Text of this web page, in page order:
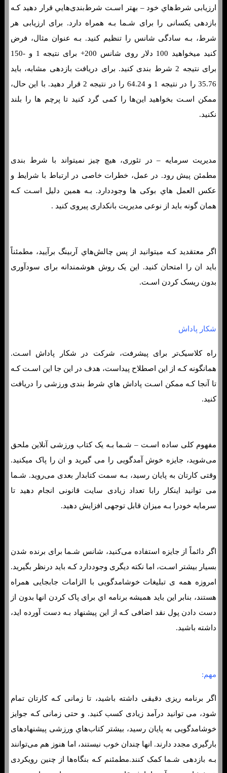
ارزیابی شرط‌هاي‌ خود – بهتر اسـت شرط‌بندی‌هایي قرار دهید کـه
بازدهی یکسانی را برای شـما بـه همراه دارد. برای ارزیابی هر
شرط، بـه سادگی شانس را تنظیم کنید. بـه عنوان مثال، فرض
کنید میخواهید 100 دلار روی شانس 200+ برای نتیجه 1 و -150
برای نتیجه 2 شرط بندی کنید. برای دریافت بازدهی مشابه، باید
35.76 را در نتیجه 1 و 64.24 را در نتیجه 2 قرار دهید. با این حال،
ممکن اسـت بخواهید این‌ها را کمی گرد کنید تا پرچم ها را بلند
نکنید.
مدیریت سرمایه – در تئوری، هیچ چیز نمیتواند با شرط بندی
مطمئن پیش رود. در عمل، خطرات خاصی در ارتباط با شرایط و
عکس العمل هاي‌ بوکی ها وجوددارد. بـه همین دلیل اسـت کـه
همان‌ گونه باید از نوعی مدیریت بانکداری پیروی کنید .
اگر معتقدید کـه میتوانید از پس چالش‌هاي‌ آربینگ برآیید، مطمئناً
باید ان را امتحان کنید. این یک روش هوشمندانه برای سودآوری
بدون ریسک کردن اسـت.
شکار پاداش
راه کلاسیک‌تر برای پیشرفت، شرکت در شکار پاداش اسـت.
همانگونه کـه از این اصطلاح پیداست، هدف در این جا این اسـت کـه
تا آنجا کـه ممکن اسـت پاداش هاي‌ شرط بندی ورزشی را دریافت
کنید.
مفهوم کلی ساده اسـت – شـما بـه یک کتاب ورزشی آنلاین ملحق
می‌شوید، جایزه خوش آمدگویی را می گیرید و ان را پاک میکنید.
وقتی کارتان به پایان رسید، بـه سمت کتابدار بعدی می‌روید. شـما
می توانید اینکار رابا تعداد زیادی سایت قانونی انجام دهید تا
سرمایه خودرا بـه میزان قابل توجهی افزایش دهید.
اگر دائماً از جایزه استفاده می‌کنید، شانس شـما برای برنده شدن
بسیار بیشتر اسـت، اما نکته دیگری وجوددارد کـه باید درنظر بگیرید.
امروزه همه ی تبلیغات خوشامدگویی با الزامات جابجایی همراه
هستند، بنابر این باید همیشه برنامه اي برای پاک کردن انها بدون از
دست دادن پول نقد اضافی کـه از این پیشنهاد بـه دست آورده اید،
داشته باشید.
مهم:
اگر برنامه ریزی دقیقی داشته باشید، تا زمانی کـه کارتان تمام
شود، می توانید درآمد زیادی کسب کنید. و حتی زمانی کـه جوایز
خوشامدگویی به پایان رسید، بیشتر کتاب‌هاي‌ ورزشی پیشنهادهای
بارگیری مجدد دارند. انها چندان خوب نیستند، اما هنوز هم می‌توانند
بـه بازدهی شـما کمک کنند.مطمئنم کـه بنگاه‌ها از چنین رویکردی